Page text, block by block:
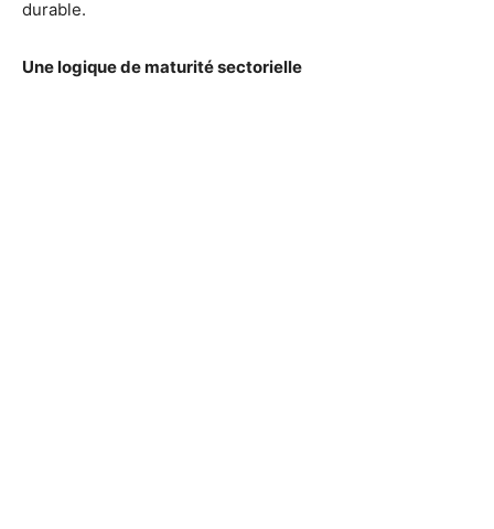
durable.
Une logique de maturité sectorielle